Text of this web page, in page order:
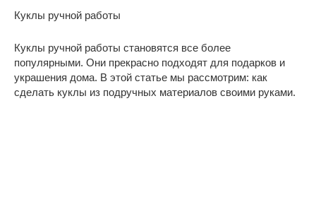
Куклы ручной работы
Куклы ручной работы становятся все более
популярными. Они прекрасно подходят для подарков и
украшения дома. В этой статье мы рассмотрим: как
сделать куклы из подручных материалов своими руками.